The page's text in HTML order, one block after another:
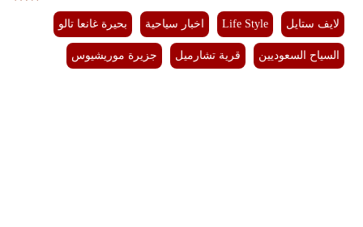
لايف ستايل Life Style اخبار سياحية بحيرة غانعا تالو
السياح السعوديين قرية تشارميل جزيرة موريشيوس